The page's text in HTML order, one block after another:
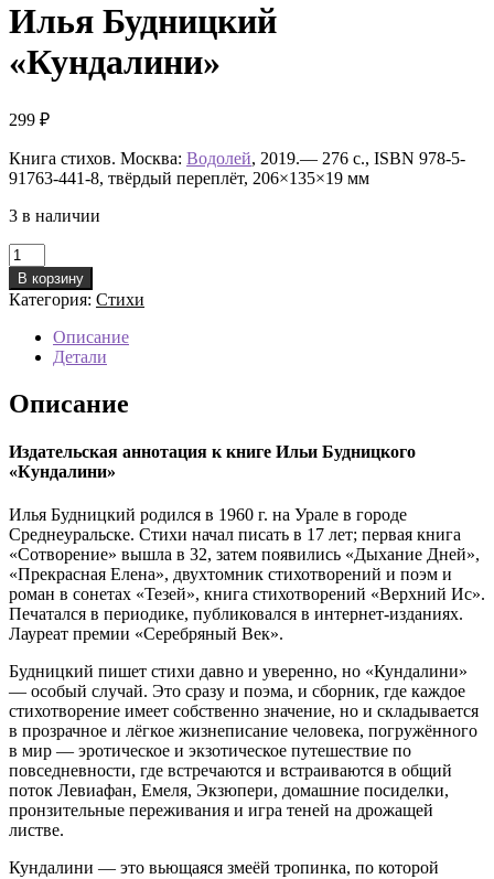
Илья Будницкий
«Кундалини»
299 ₽
Книга стихов. Москва: Водолей, 2019.— 276 с., ISBN 978-5-
91763-441-8, твёрдый переплёт, 206×135×19 мм
3 в наличии
Количество
товара
Илья
Будницкий
«Кундалини»
В корзину
Категория: Стихи
Описание
Детали
Описание
Издательская аннотация к книге Ильи Будницкого
«Кундалини»
Илья Будницкий родился в 1960 г. на Урале в городе
Среднеуральске. Стихи начал писать в 17 лет; первая книга
«Сотворение» вышла в 32, затем появились «Дыхание Дней»,
«Прекрасная Елена», двухтомник стихотворений и поэм и
роман в сонетах «Тезей», книга стихотворений «Верхний Ис».
Печатался в периодике, публиковался в интернет-изданиях.
Лауреат премии «Серебряный Век».
Будницкий пишет стихи давно и уверенно, но «Кундалини»
— особый случай. Это сразу и поэма, и сборник, где каждое
стихотворение имеет собственно значение, но и складывается
в прозрачное и лёгкое жизнеписание человека, погружённого
в мир — эротическое и экзотическое путешествие по
повседневности, где встречаются и встраиваются в общий
поток Левиафан, Емеля, Экзюпери, домашние посиделки,
пронзительные переживания и игра теней на дрожащей
листве.
Кундалини — это вьющаяся змеёй тропинка, по которой